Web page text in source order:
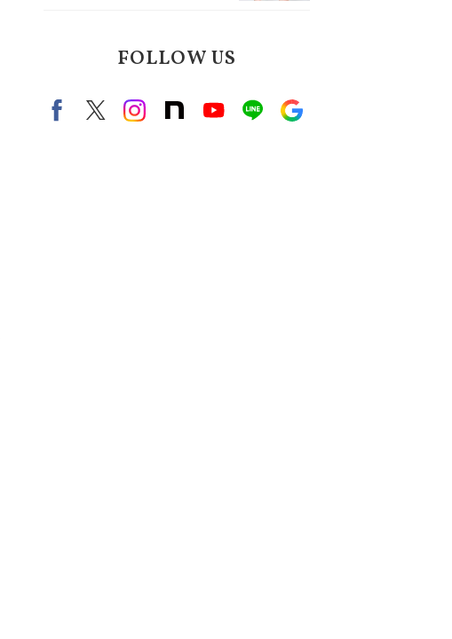
FOLLOW US
FacebookX（旧twitter）
instagram
note Youtubeline